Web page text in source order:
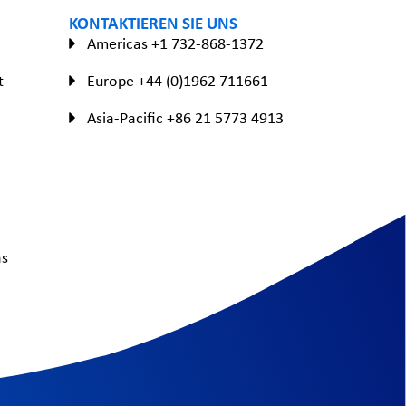
KONTAKTIEREN SIE UNS
Americas +1 732-868-1372
Europe +44 (0)1962 711661
Asia-Pacific +86 21 5773 4913